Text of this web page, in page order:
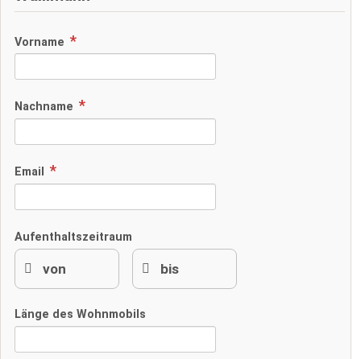
Vorname
Nachname
Email
Aufenthaltszeitraum
Länge des Wohnmobils